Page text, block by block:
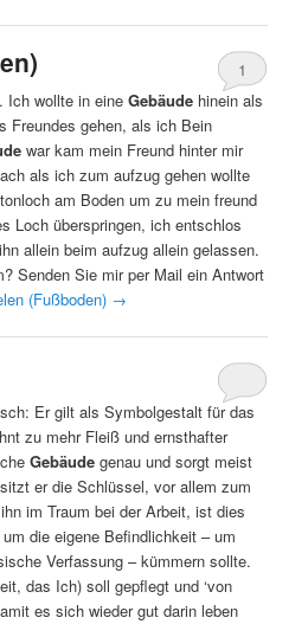
1
wollte in eineGebäude hinein als
Freundes gehen, als ich Bein
war kam mein Freund hinter mir
als ich zum aufzug gehen wollte
am Boden um zu mein freund
Loch überspringen, ich entschlos
allein beim aufzug allein gelassen.
Senden Sie mir per Mail ein Antwort
(Fußboden) →
Er gilt als Symbolgestalt für das
zu mehr Fleiß und ernsthafter
Gebäude genau und sorgt meist
er die Schlüssel, vor allem zum
im Traum bei der Arbeit, ist dies
die eigene Befindlichkeit – um
Verfassung – kümmern sollte.
das Ich) soll gepflegt und ‘von
es sich wieder gut darin leben